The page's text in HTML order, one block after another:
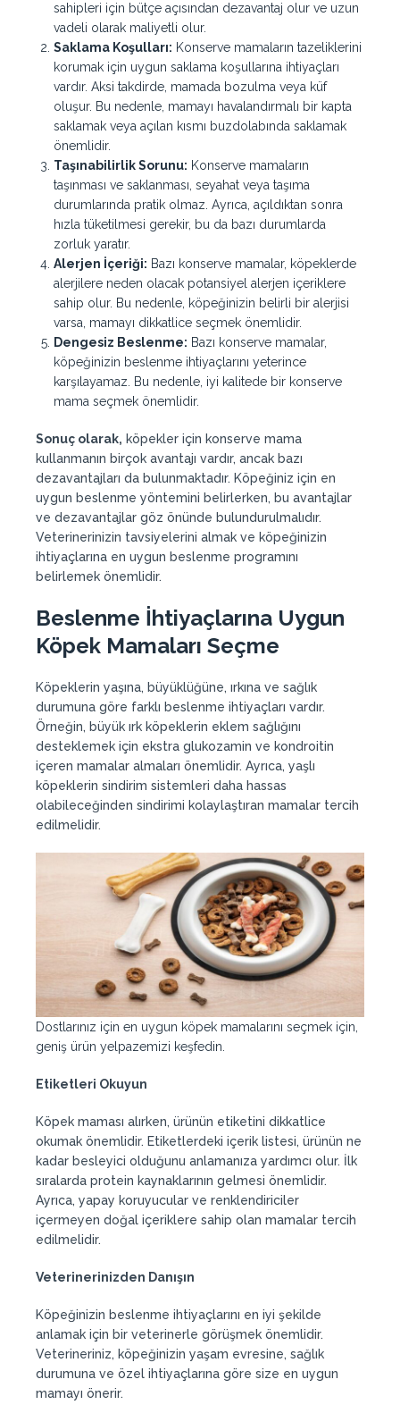
sahipleri için bütçe açısından dezavantaj olur ve uzun
vadeli olarak maliyetli olur.
Saklama Koşulları: Konserve mamaların tazeliklerini
korumak için uygun saklama koşullarına ihtiyaçları
vardır. Aksi takdirde, mamada bozulma veya küf
oluşur. Bu nedenle, mamayı havalandırmalı bir kapta
saklamak veya açılan kısmı buzdolabında saklamak
önemlidir.
Taşınabilirlik Sorunu: Konserve mamaların
taşınması ve saklanması, seyahat veya taşıma
durumlarında pratik olmaz. Ayrıca, açıldıktan sonra
hızla tüketilmesi gerekir, bu da bazı durumlarda
zorluk yaratır.
Alerjen İçeriği: Bazı konserve mamalar, köpeklerde
alerjilere neden olacak potansiyel alerjen içeriklere
sahip olur. Bu nedenle, köpeğinizin belirli bir alerjisi
varsa, mamayı dikkatlice seçmek önemlidir.
Dengesiz Beslenme: Bazı konserve mamalar,
köpeğinizin beslenme ihtiyaçlarını yeterince
karşılayamaz. Bu nedenle, iyi kalitede bir konserve
mama seçmek önemlidir.
Sonuç olarak, köpekler için konserve mama
kullanmanın birçok avantajı vardır, ancak bazı
dezavantajları da bulunmaktadır. Köpeğiniz için en
uygun beslenme yöntemini belirlerken, bu avantajlar
ve dezavantajlar göz önünde bulundurulmalıdır.
Veterinerinizin tavsiyelerini almak ve köpeğinizin
ihtiyaçlarına en uygun beslenme programını
belirlemek önemlidir.
Beslenme İhtiyaçlarına Uygun
Köpek Mamaları Seçme
Köpeklerin yaşına, büyüklüğüne, ırkına ve sağlık
durumuna göre farklı beslenme ihtiyaçları vardır.
Örneğin, büyük ırk köpeklerin eklem sağlığını
desteklemek için ekstra glukozamin ve kondroitin
içeren mamalar almaları önemlidir. Ayrıca, yaşlı
köpeklerin sindirim sistemleri daha hassas
olabileceğinden sindirimi kolaylaştıran mamalar tercih
edilmelidir.
Dostlarınız için en uygun köpek mamalarını seçmek için,
geniş ürün yelpazemizi keşfedin.
Etiketleri Okuyun
Köpek maması alırken, ürünün etiketini dikkatlice
okumak önemlidir. Etiketlerdeki içerik listesi, ürünün ne
kadar besleyici olduğunu anlamanıza yardımcı olur. İlk
sıralarda protein kaynaklarının gelmesi önemlidir.
Ayrıca, yapay koruyucular ve renklendiriciler
içermeyen doğal içeriklere sahip olan mamalar tercih
edilmelidir.
Veterinerinizden Danışın
Köpeğinizin beslenme ihtiyaçlarını en iyi şekilde
anlamak için bir veterinerle görüşmek önemlidir.
Veterineriniz, köpeğinizin yaşam evresine, sağlık
durumuna ve özel ihtiyaçlarına göre size en uygun
mamayı önerir.